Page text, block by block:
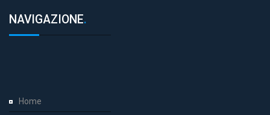
NAVIGAZIONE.
Home